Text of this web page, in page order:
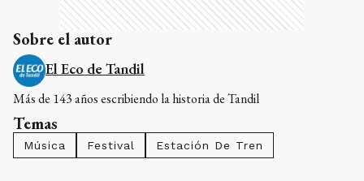
Sobre el autor
El Eco de Tandil
Más de 143 años escribiendo la historia de Tandil
Temas
Música Festival Estación De Tren